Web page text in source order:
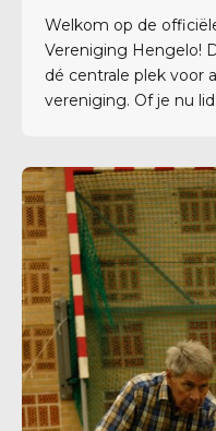
Welkom op de
Vereniging Hengelo!
dé centrale plek voor
vereniging. Of je nu
zullen we via deze